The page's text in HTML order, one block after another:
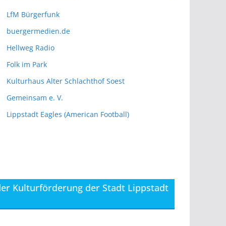
rLfM Bürgerfunk
buergermedien.de
Hellweg Radio
Folk im Park
Kulturhaus Alter Schlachthof Soest
Gemeinsam e. V.
Lippstadt Eagles (American Football)
Kulturförderung der Stadt Lippstadt